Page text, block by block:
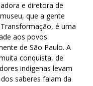
e diretora de
que a gente
é uma
aos povos
de São Paulo. A
conquista, de
indígenas levam
saberes falam da